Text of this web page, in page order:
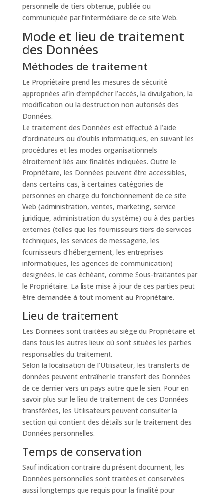
personnelle de tiers obtenue, publiée ou
communiquée par l’intermédiaire de ce site Web.
Mode et lieu de traitement
des Données
Méthodes de traitement
Le Propriétaire prend les mesures de sécurité
appropriées afin d’empêcher l’accès, la divulgation, la
modification ou la destruction non autorisés des
Données.
Le traitement des Données est effectué à l’aide
d’ordinateurs ou d’outils informatiques, en suivant les
procédures et les modes organisationnels
étroitement liés aux finalités indiquées. Outre le
Propriétaire, les Données peuvent être accessibles,
dans certains cas, à certaines catégories de
personnes en charge du fonctionnement de ce site
Web (administration, ventes, marketing, service
juridique, administration du système) ou à des parties
externes (telles que les fournisseurs tiers de services
techniques, les services de messagerie, les
fournisseurs d’hébergement, les entreprises
informatiques, les agences de communication)
désignées, le cas échéant, comme Sous-traitantes par
le Propriétaire. La liste mise à jour de ces parties peut
être demandée à tout moment au Propriétaire.
Lieu de traitement
Les Données sont traitées au siège du Propriétaire et
dans tous les autres lieux où sont situées les parties
responsables du traitement.
Selon la localisation de l’Utilisateur, les transferts de
données peuvent entraîner le transfert des Données
de ce dernier vers un pays autre que le sien. Pour en
savoir plus sur le lieu de traitement de ces Données
transférées, les Utilisateurs peuvent consulter la
section qui contient des détails sur le traitement des
Données personnelles.
Temps de conservation
Sauf indication contraire du présent document, les
Données personnelles sont traitées et conservées
aussi longtemps que requis pour la finalité pour